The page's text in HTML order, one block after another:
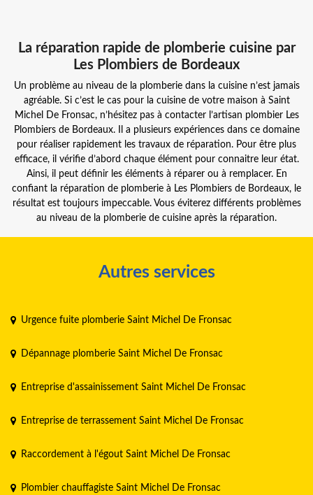
La réparation rapide de plomberie cuisine par
Les Plombiers de Bordeaux
Un problème au niveau de la plomberie dans la cuisine n’est jamais
agréable. Si c’est le cas pour la cuisine de votre maison à Saint
Michel De Fronsac, n’hésitez pas à contacter l’artisan plombier Les
Plombiers de Bordeaux. Il a plusieurs expériences dans ce domaine
pour réaliser rapidement les travaux de réparation. Pour être plus
efficace, il vérifie d’abord chaque élément pour connaitre leur état.
Ainsi, il peut définir les éléments à réparer ou à remplacer. En
confiant la réparation de plomberie à Les Plombiers de Bordeaux, le
résultat est toujours impeccable. Vous éviterez différents problèmes
au niveau de la plomberie de cuisine après la réparation.
Autres services
Urgence fuite plomberie Saint Michel De Fronsac
Dépannage plomberie Saint Michel De Fronsac
Entreprise d'assainissement Saint Michel De Fronsac
Entreprise de terrassement Saint Michel De Fronsac
Raccordement à l'égout Saint Michel De Fronsac
Plombier chauffagiste Saint Michel De Fronsac